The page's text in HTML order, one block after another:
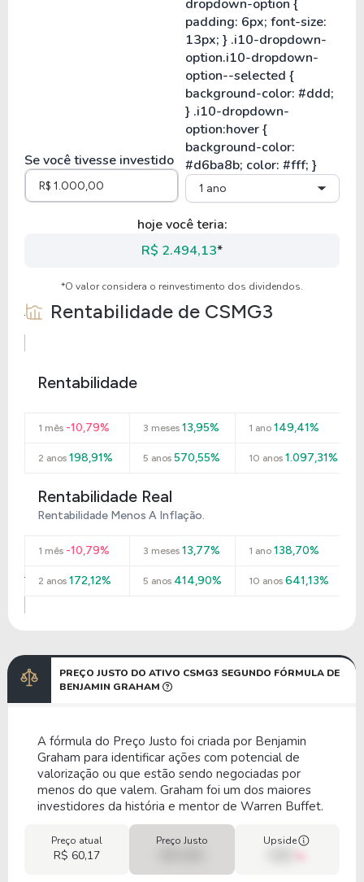
Se você tivesse investido
1 ano
hoje você teria:
R$ 2.494,13*
*O valor considera o reinvestimento dos dividendos.
Rentabilidade de CSMG3
Rentabilidade
1 mês -10,79% 3 meses 13,95% 1 ano149,41%
2 anos 198,91% 5 anos 570,55% 10 anos1.097,31%
Rentabilidade Real
Rentabilidade Menos A Inflação.
1 mês -10,79% 3 meses 13,77% 1 ano138,70%
2 anos 172,12% 5 anos 414,90% 10 anos641,13%
PREÇO JUSTO DO ATIVO CSMG3 SEGUNDO FÓRMULA DE
BENJAMIN GRAHAM
A fórmula do Preço Justo foi criada por Benjamin
Graham para identificar ações com potencial de
valorização ou que estão sendo negociadas por
menos do que valem. Graham foi um dos maiores
investidores da história e mentor de Warren Buffet.
Preço atual
R$ 60,17
Preço Justo Upside